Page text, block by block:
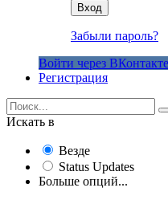
Вход
Забыли пароль?
Войти через ВКонтакте
Регистрация
Искать в
Везде
Status Updates
Больше опций...